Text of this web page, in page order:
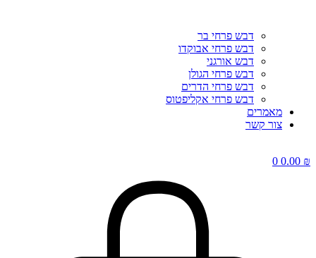
דבש פרחי בר
דבש פרחי אבוקדו
דבש אורגני
דבש פרחי הגולן
דבש פרחי הדרים
דבש פרחי אקליפטוס
מאמרים
צור קשר
0.00 ₪
0